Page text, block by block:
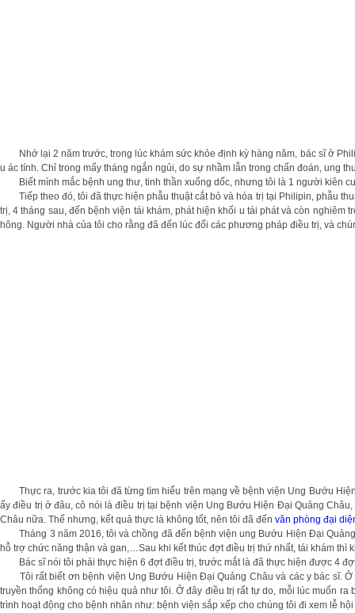
Nhớ lại 2 năm trước, trong lúc khám sức khỏe định kỳ hàng năm, bác sĩ ở
u ác tính. Chỉ trong mấy tháng ngắn ngủi, do sự nhầm lẫn trong chẩn đoán, ung
Biết mình mắc bệnh ung thư, tinh thần xuống dốc, nhưng tôi là 1 người kiên
Tiếp theo đó, tôi đã thực hiện phẫu thuật cắt bỏ và hóa trị tại Philipin, phẫu
trị, 4 tháng sau, đến bệnh viện tái khám, phát hiện khối u tái phát và còn
hông. Người nhà của tôi cho rằng đã đến lúc đổi các phương pháp điều trị, và
Thực ra, trước kia tôi đã từng tìm hiểu trên mạng về bệnh viện Ung Bướu
ấy điều trị ở đâu, cô nói là điều trị tại bệnh viện Ung Bướu Hiện Đại Quảng
Châu nữa. Thế nhưng, kết quả thực là không tốt, nên tôi đã đến văn phòng đại
Tháng 3 năm 2016, tôi và chồng đã đến bệnh viện ung Bướu Hiện Đại Quảng
hỗ trợ chức năng thận và gan,…Sau khi kết thúc đợt điều trị thứ nhất, tái khám
Bác sĩ nói tôi phải thực hiện 6 đợt điều trị, trước mắt là đã thực hiện được 4 đợt
Tôi rất biết ơn bệnh viện Ung Bướu Hiện Đại Quảng Châu và các y bác sĩ.
truyền thống không có hiệu quả như tôi. Ở đây điều trị rất tự do, mỗi lúc muốn
trình hoạt động cho bệnh nhân như: bệnh viện sắp xếp cho chúng tôi đi xem lễ